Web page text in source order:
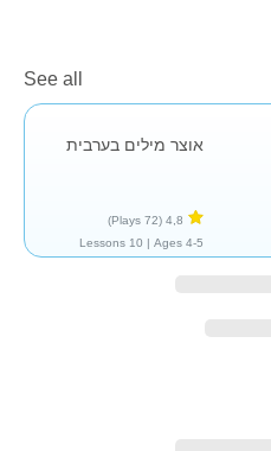
See all
אוצר מילים בערבית
4,8
(72 Plays)
Ages 4-5 |
10 Lessons